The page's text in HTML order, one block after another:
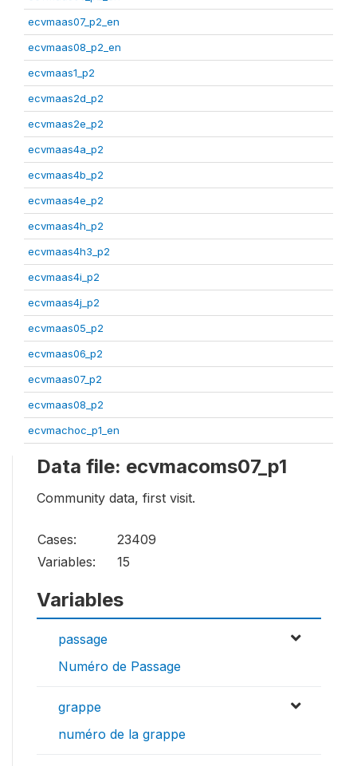
ecvmaas07_p2_en
ecvmaas08_p2_en
ecvmaas1_p2
ecvmaas2d_p2
ecvmaas2e_p2
ecvmaas4a_p2
ecvmaas4b_p2
ecvmaas4e_p2
ecvmaas4h_p2
ecvmaas4h3_p2
ecvmaas4i_p2
ecvmaas4j_p2
ecvmaas05_p2
ecvmaas06_p2
ecvmaas07_p2
ecvmaas08_p2
ecvmachoc_p1_en
Data file: ecvmacoms07_p1
Community data, first visit.
Cases:
23409
Variables:
15
Variables
passage
Numéro de Passage
grappe
numéro de la grappe